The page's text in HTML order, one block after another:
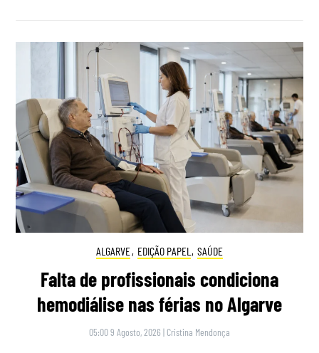
ALGARVE, EDIÇÃO PAPEL , SAÚDE
Falta de profissionais condiciona
hemodiálise nas férias no Algarve
05:00 9 Agosto, 2026 | Cristina Mendonça